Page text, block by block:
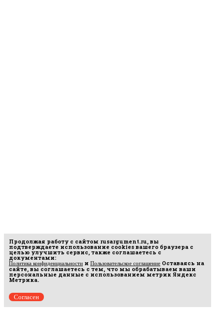
Продолжая работу с сайтом rusargument.ru, вы
подтверждаете использование cookies вашего браузера с
целью улучшить сервис, также соглашаетесь с
документами:
Политика конфиденциальности и Пользовательское соглашение Оставаясь на
сайте, вы соглашаетесь с тем, что мы обрабатываем ваши
персональные данные с использованием метрик Яндекс
Метрика.
Согласен